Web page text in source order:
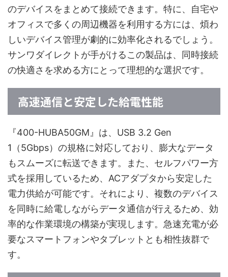
のデバイスをまとめて接続できます。特に、自宅や
オフィスで多くの周辺機器を利用する方には、煩わ
しいデバイス管理が劇的に効率化されるでしょう。
サンワダイレクトが手がけるこの製品は、同時接続
の快適さを求める方にとって理想的な選択です。
高速通信と安定した給電性能
『400-HUBA50GM』は、USB 3.2 Gen
1（5Gbps）の規格に対応しており、膨大なデータ
もスムーズに転送できます。また、セルフパワー方
式を採用しているため、ACアダプタから安定した
電力供給が可能です。それにより、複数のデバイス
を同時に給電しながらデータ通信が行えるため、効
率的な作業環境の構築が実現します。急速充電が必
要なスマートフォンやタブレットとも相性抜群で
す。